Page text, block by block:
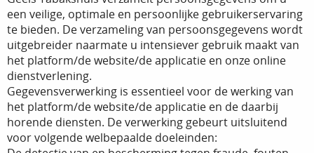
een veilige, optimale en persoonlijke gebruikerservaring
te bieden. De verzameling van persoonsgegevens wordt
uitgebreider naarmate u intensiever gebruik maakt van
het platform/de website/de applicatie en onze online
dienstverlening.
Gegevensverwerking is essentieel voor de werking van
het platform/de website/de applicatie en de daarbij
horende diensten. De verwerking gebeurt uitsluitend
voor volgende welbepaalde doeleinden: